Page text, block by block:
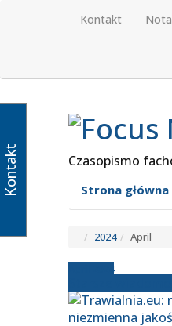
Kontakt
Czasopismo
Strona główna
2024 April
Kontakt